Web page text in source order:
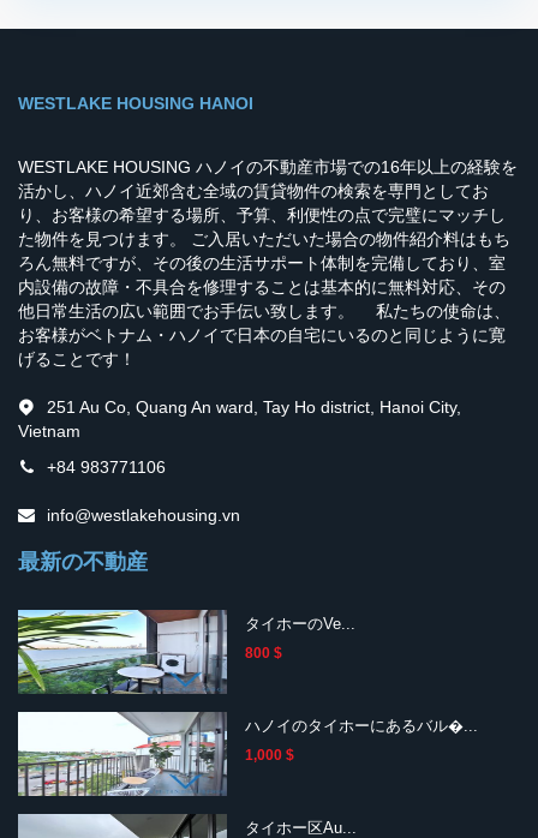
WESTLAKE HOUSING HANOI
WESTLAKE HOUSING ハノイの不動産市場での16年以上の経験を
活かし、ハノイ近郊含む全域の賃貸物件の検索を専門としてお
り、お客様の希望する場所、予算、利便性の点で完璧にマッチし
た物件を見つけます。 ご入居いただいた場合の物件紹介料はもち
ろん無料ですが、その後の生活サポート体制を完備しており、室
内設備の故障・不具合を修理することは基本的に無料対応、その
他日常生活の広い範囲でお手伝い致します。 私たちの使命は、
お客様がベトナム・ハノイで日本の自宅にいるのと同じように寛
げることです！
251 Au Co, Quang An ward, Tay Ho district, Hanoi City,
Vietnam
+84 983771106
info@westlakehousing.vn
最新の不動産
タイホーのVe...
800 $
ハノイのタイホーにあるバル�...
1,000 $
タイホー区Au...